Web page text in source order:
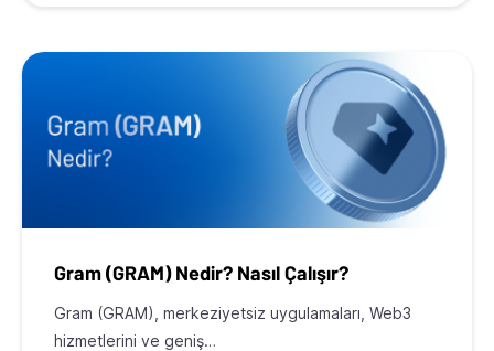
Gram (GRAM) Nedir? Nasıl Çalışır?
Gram (GRAM), merkeziyetsiz uygulamaları, Web3
hizmetlerini ve geniş…